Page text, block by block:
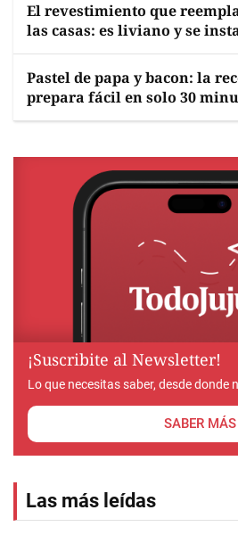
El revestimiento que
las casas: es liviano y se
Pastel de papa y bacon: la
prepara fácil en solo 30
¡Suscribite al Newsletter!
Lo que necesitas saber, desde donde
SABER MÁS
Las más leídas